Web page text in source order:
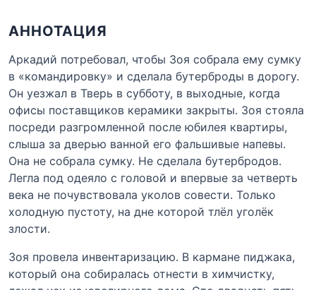
АННОТАЦИЯ
Аркадий потребовал, чтобы Зоя собрала ему сумку
в «командировку» и сделала бутерброды в дорогу.
Он уезжал в Тверь в субботу, в выходные, когда
офисы поставщиков керамики закрыты. Зоя стояла
посреди разгромленной после юбилея квартиры,
слыша за дверью ванной его фальшивые напевы.
Она не собрала сумку. Не сделала бутербродов.
Легла под одеяло с головой и впервые за четверть
века не почувствовала уколов совести. Только
холодную пустоту, на дне которой тлёл уголёк
злости.
Зоя провела инвентаризацию. В кармане пиджака,
который она собиралась отнести в химчистку,